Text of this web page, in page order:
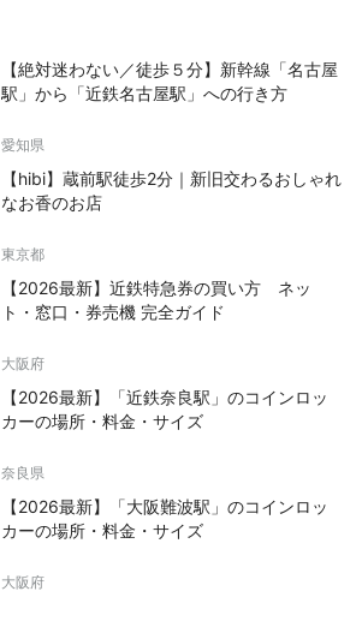
【絶対迷わない／徒歩５分】新幹線「名古屋
駅」から「近鉄名古屋駅」への行き方
愛知県
【hibi】蔵前駅徒歩2分｜新旧交わるおしゃれ
なお香のお店
東京都
【2026最新】近鉄特急券の買い方 ネッ
ト・窓口・券売機 完全ガイド
大阪府
【2026最新】「近鉄奈良駅」のコインロッ
カーの場所・料金・サイズ
奈良県
【2026最新】「大阪難波駅」のコインロッ
カーの場所・料金・サイズ
大阪府